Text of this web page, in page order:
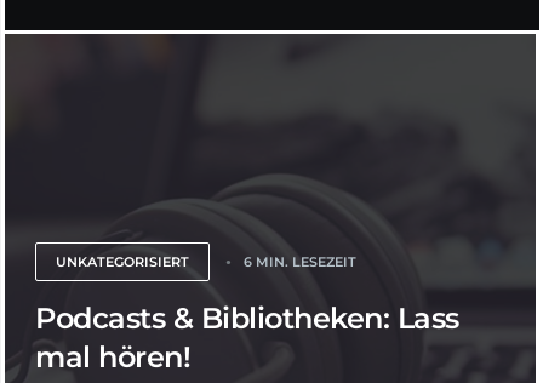
UNKATEGORISIERT 6 MIN. LESEZEIT
Podcasts & Bibliotheken: Lass
mal hören!